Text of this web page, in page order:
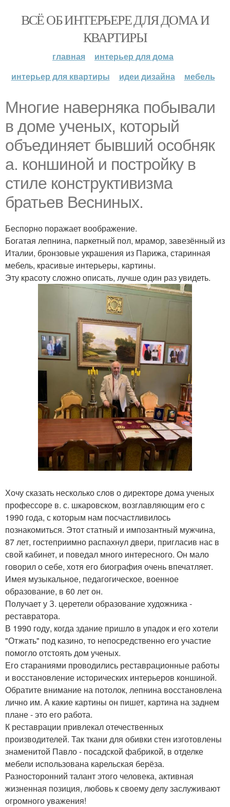
ВСЁ ОБ ИНТЕРЬЕРЕ ДЛЯ ДОМА И
КВАРТИРЫ
главная
интерьер для дома
интерьер для квартиры
идеи дизайна мебель
Многие наверняка побывали
в доме ученых, который
объединяет бывший особняк
а. коншиной и постройку в
стиле конструктивизма
братьев Весниных.
Беспорно поражает воображение.
Богатая лепнина, паркетный пол, мрамор, завезённый из
Италии, бронзовые украшения из Парижа, старинная
мебель, красивые интерьеры, картины.
Эту красоту сложно описать, лучше один раз увидеть.
Хочу сказать несколько слов о директоре дома ученых
профессоре в. с. шкаровском, возглавляющим его с
1990 года, с которым нам посчастливилось
познакомиться. Этот статный и импозантный мужчина,
87 лет, гостеприимно распахнул двери, пригласив нас в
свой кабинет, и поведал много интересного. Он мало
говорил о себе, хотя его биография очень впечатляет.
Имея музыкальное, педагогическое, военное
образование, в 60 лет он.
Получает у З. церетели образование художника -
реставратора.
В 1990 году, когда здание пришло в упадок и его хотели
"Отжать" под казино, то непосредственно его участие
помогло отстоять дом ученых.
Его стараниями проводились реставрационные работы
и восстановление исторических интерьеров коншиной.
Обратите внимание на потолок, лепнина восстановлена
лично им. А какие картины он пишет, картина на заднем
плане - это его работа.
К реставрации привлекал отечественных
производителей. Так ткани для обивки стен изготовлены
знаменитой Павло - посадской фабрикой, в отделке
мебели использована карельская берёза.
Разносторонний талант этого человека, активная
жизненная позиция, любовь к своему делу заслуживают
огромного уважения!